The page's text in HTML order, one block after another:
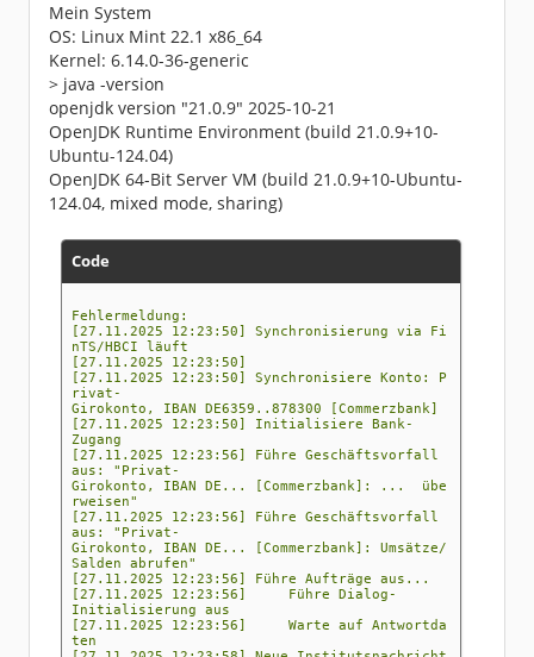
Mein System
OS: Linux Mint 22.1 x86_64
Kernel: 6.14.0-36-generic
> java -version
openjdk version "21.0.9" 2025-10-21
OpenJDK Runtime Environment (build 21.0.9+10-
Ubuntu-124.04)
OpenJDK 64-Bit Server VM (build 21.0.9+10-Ubuntu-
124.04, mixed mode, sharing)
Code
Fehlermeldung:
[27.11.2025 12:23:50] Synchronisierung via Fi
nTS/HBCI läuft
[27.11.2025 12:23:50]
[27.11.2025 12:23:50] Synchronisiere Konto: P
rivat-
Girokonto, IBAN DE6359..878300 [Commerzbank]
[27.11.2025 12:23:50] Initialisiere Bank-
Zugang
[27.11.2025 12:23:56] Führe Geschäftsvorfall
aus: "Privat-
Girokonto, IBAN DE... [Commerzbank]: ... übe
rweisen"
[27.11.2025 12:23:56] Führe Geschäftsvorfall
aus: "Privat-
Girokonto, IBAN DE... [Commerzbank]: Umsätze/
Salden abrufen"
[27.11.2025 12:23:56] Führe Aufträge aus...
[27.11.2025 12:23:56] Führe Dialog-
Initialisierung aus
[27.11.2025 12:23:56] Warte auf Antwortda
ten